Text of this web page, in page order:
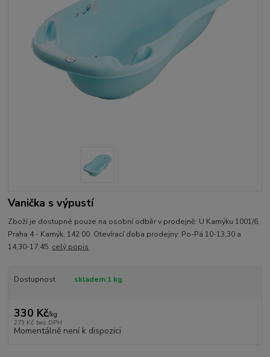
Vanička s výpustí
Zboží je dostupné pouze na osobní odběr v prodejně: U Kamýku 1001/6,
Praha 4 - Kamýk, 142 00. Otevírací doba prodejny: Po-Pá 10-13,30 a
14,30-17,45. celý popis
Dostupnost skladem 1 kg
330 Kč/kg
273 Kč bez DPH
Momentálně není k dispozici